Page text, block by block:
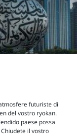
futuriste di
del vostro ryokan.
paese possa
il vostro